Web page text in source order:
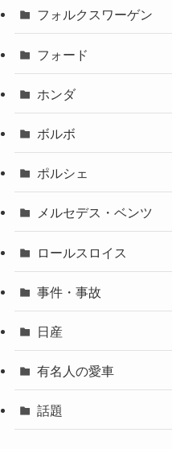
フォルクスワーゲン
フォード
ホンダ
ボルボ
ポルシェ
メルセデス・ベンツ
ロールスロイス
事件・事故
日産
有名人の愛車
話題